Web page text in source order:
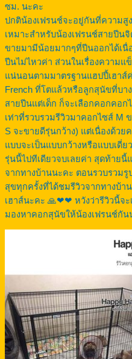
ซม. นะคะ
ปกติน้องเฟรนช์จะอยู่กันที่ความสู
เหมาะสำหรับน้องเฟรนช์สายปี
ขายมามีน้อยมากๆที่ปีนออกได้เนื่
ปีนไม่ไหวค่า ส่วนในเรื่องความแ
แน่นอนตามมาตรฐานแฮปปี้เฮาส์
French ที่โตแล้วหรือลูกสุนัขที่บา
สายปีนแต่เด็ก ก็จะเลือกคอกคอก
เท่าที่รวบรวมรีวิวมาคอกไซส์ M
S จะขายดีรุ่นกว้าง) แต่เนื่องด้ว
แบบจะเป็นแบบกว้างหรือแบบเดี่
รุ่นนี้ไปทีเดียวจบเลยค่า สุดท้าย
จากทางบ้านนะคะ ตอนรวบรวม
สุขทุกครั้งที่ได้ชมรีวิวจากทางบ้
เฮาส์นะคะ 🙏❤❤ หวังว่ารีวิวนี้จ
มองหาคอกสุนัขให้น้องเฟรนช์กัน